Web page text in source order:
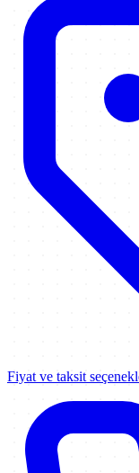
Fiyat ve taksit